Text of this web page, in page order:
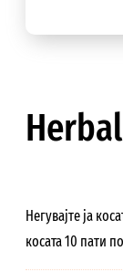
Негувајте ја
косата 10 пати